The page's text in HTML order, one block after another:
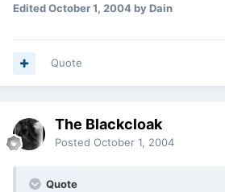
EditedOctober 1, 2004by Dain
Quote
The Blackcloak
Posted October 1, 2004
Quote